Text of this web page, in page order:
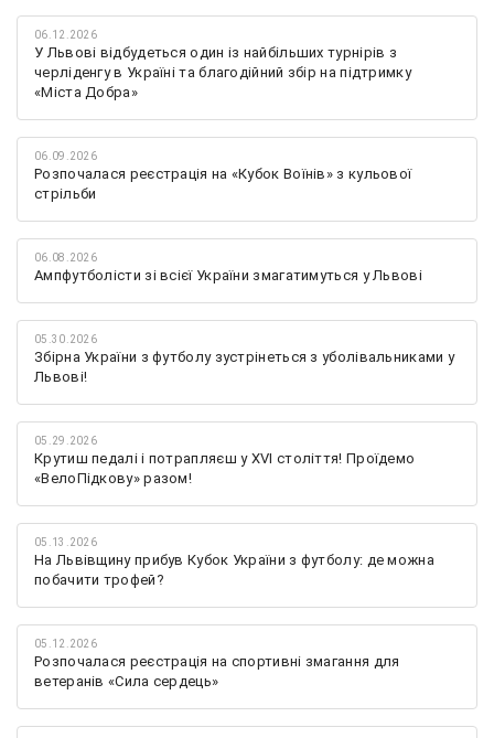
06.12.2026
У Львові відбудеться один із найбільших турнірів з
черліденгу в Україні та благодійний збір на підтримку
«Міста Добра»
06.09.2026
Розпочалася реєстрація на «Кубок Воїнів» з кульової
стрільби
06.08.2026
Ампфутболісти зі всієї України змагатимуться у Львові
05.30.2026
Збірна України з футболу зустрінеться з уболівальниками у
Львові!
05.29.2026
Крутиш педалі і потрапляєш у XVI століття! Проїдемо
«ВелоПідкову» разом!
05.13.2026
На Львівщину прибув Кубок України з футболу: де можна
побачити трофей?
05.12.2026
Розпочалася реєстрація на спортивні змагання для
ветеранів «Сила сердець»